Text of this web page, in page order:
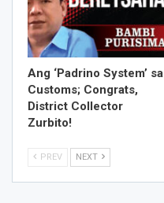
Ang ‘Padrino System’ sa
Customs; Congrats,
District Collector
Zurbito!
PREV NEXT